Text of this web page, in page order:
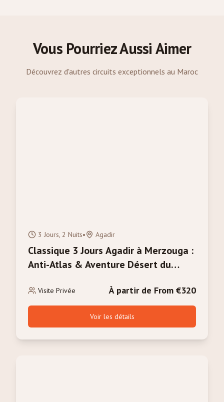
Vous Pourriez Aussi Aimer
Découvrez d'autres circuits exceptionnels au Maroc
3 Jours, 2 Nuits• Agadir
Classique 3 Jours Agadir à Merzouga :
Anti-Atlas & Aventure Désert du
Visite Privée À partir de From €320
Voir les détails